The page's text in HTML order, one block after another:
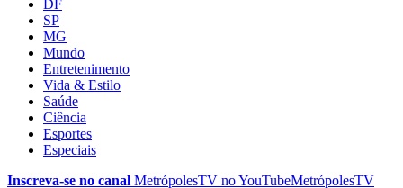
DF
SP
MG
Mundo
Entretenimento
Vida & Estilo
Saúde
Ciência
Esportes
Especiais
Inscreva-se no canal MetrópolesTV noYouTubeMetrópolesTV